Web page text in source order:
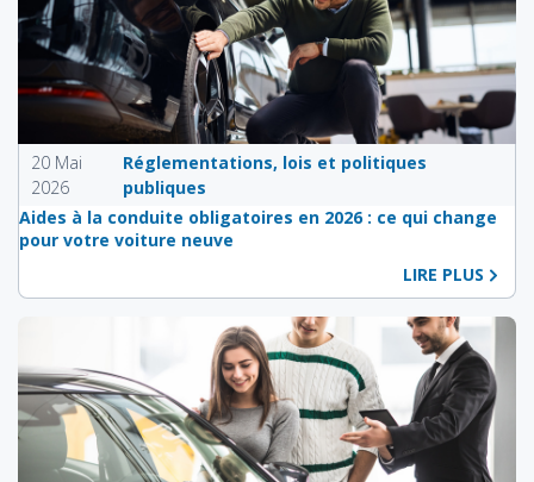
20 Mai
2026
Réglementations, lois et politiques
publiques
Aides à la conduite obligatoires en 2026 : ce qui change
pour votre voiture neuve
LIRE PLUS